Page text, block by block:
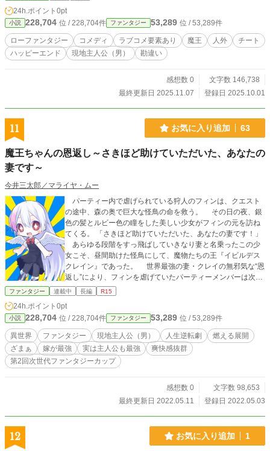
魔物が織りなす、勘違いだらけの現代異世界ドタバタコメデ
ィ！ ※タイトル変更しました（2025.12.16）
24h.ポイント 0pt
小説 228,704 位 / 228,704件 ファンタジー 53,289 位 / 53,289件
ローファンタジー コメディ ラブコメ要素あり 魔王 人外
チート
ハッピーエンド
現地主人公（男） 勘違い
感想数 0
文字数 146,738
最終更新日 2025.11.07
登録日 2025.10.01
11 お気に入り追加 63
魔王ちゃんの恩返し～さきほど助けていただいた、あなたの
妻です～
今井三太郎／マライヤ・ムー
パーティー内で虐げられている狩人のフィンは、クエスト
の途中、森の奥で巨大な怪鳥の命を救う。 その日の夜、銀
色の髪とルビー色の瞳をした美しい少女がフィンの元を訪ね
てくる。 「さきほど助けていただいた、あなたの妻です！」
あらゆる段階をすっ飛ばしていきなり妻と名乗ったこの少
女こそ、昼間助けた怪鳥にして、魔物たちの王『イビルデス
クレイン』であった。 世界最強の妻・クレイの無邪気な“恩
返し”により、フィンを虐げていたパーティーメンバーは次々
と罪の報いを受けていく。 ある者は公衆の面前で毛を剃り
る者は……。 クレイの型破りな“恩返し”に振り回されつつ
も、冒険者としてのプライドを取り戻していくフィン。 そ
してついにフィンは、自らの意思で、自分を虐げ続けてきた
パーティーリーダーを打ち倒す。 最低最悪だった日常は、
いきなり現れた妻（魔王）と、フィン自身の選択と決断によ
り、輝きを取り戻していく。 狩人と魔王、ふたりでひとつ
による共著作品です。 ※小説家になろうにて連載していたも
のを大幅に改変ブラッシュアップした作品です。
ファンタジー 連載中 長編 R15
24h.ポイント 0pt
小説 228,704 位 / 228,704件 ファンタジー 53,289 位 / 53,289件
異世界 ファンタジー 現地主人公（男） 人生逆転劇
燃える展開
ざまぁ
嫁が最強 実は主人公も最強
爽快感抜群
第2回次世代ファンタジーカップ
感想数 0
文字数 98,653
最終更新日 2022.05.11
登録日 2022.05.03
12 お気に入り追加 1